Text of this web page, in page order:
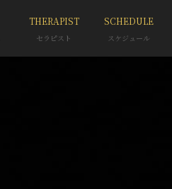
THERAPIST
セラピスト
SCHEDULE
スケジュール